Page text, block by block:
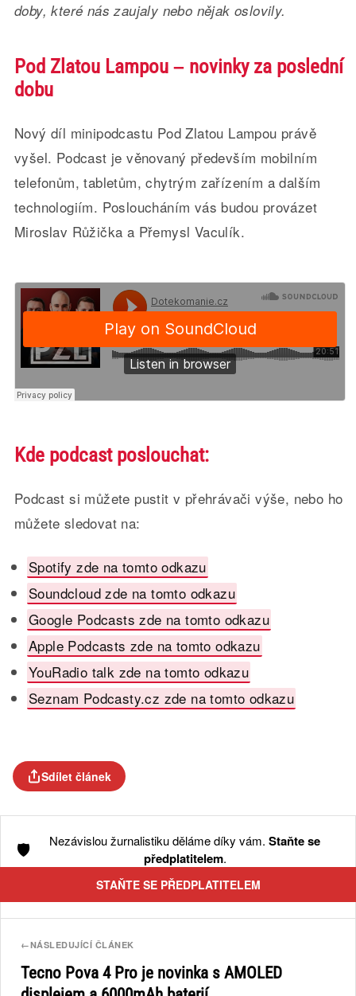
doby, které nás zaujaly nebo nějak oslovily.
Pod Zlatou Lampou – novinky za poslední
dobu
Nový díl minipodcastu Pod Zlatou Lampou právě
vyšel. Podcast je věnovaný především mobilním
telefonům, tabletům, chytrým zařízením a dalším
technologiím. Posloucháním vás budou provázet
Miroslav Růžička a Přemysl Vaculík.
Kde podcast poslouchat:
Podcast si můžete pustit v přehrávači výše, nebo ho
můžete sledovat na:
Spotify zde na tomto odkazu
Soundcloud zde na tomto odkazu
Google Podcasts zde na tomto odkazu
Apple Podcasts zde na tomto odkazu
YouRadio talk zde na tomto odkazu
Seznam Podcasty.cz zde na tomto odkazu
Sdílet článek
🛡️ Nezávislou žurnalistiku děláme díky vám. Staňte se
předplatitelem.
STAŇTE SE PŘEDPLATITELEM
←NÁSLEDUJÍCÍ ČLÁNEK
Tecno Pova 4 Pro je novinka s AMOLED